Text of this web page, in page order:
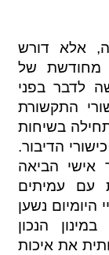
אלא דורש
מחודשת של
לדבר בפני
התקשורת
בשיחות
הדיבור.
אישי הביאה
עם עמיתים
היומיום נשען
הנכון
את איכות